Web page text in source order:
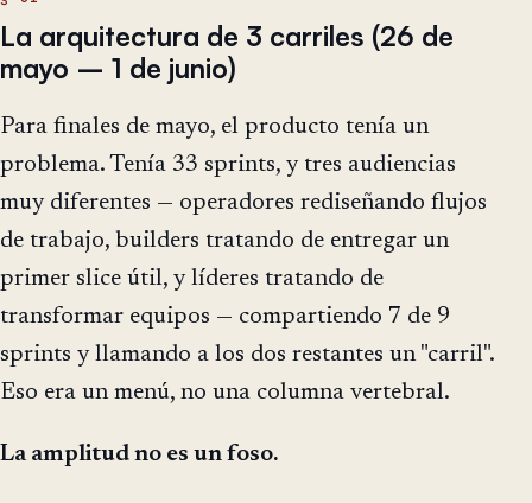
La arquitectura de 3 carriles (26 de
mayo – 1 de junio)
Para finales de mayo, el producto tenía un
problema. Tenía 33 sprints, y tres audiencias
muy diferentes — operadores rediseñando flujos
de trabajo, builders tratando de entregar un
primer slice útil, y líderes tratando de
transformar equipos — compartiendo 7 de 9
sprints y llamando a los dos restantes un "carril".
Eso era un menú, no una columna vertebral.
La amplitud no es un foso.